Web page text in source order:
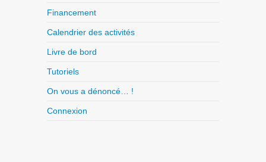
Financement
Calendrier des activités
Livre de bord
Tutoriels
On vous a dénoncé… !
Connexion